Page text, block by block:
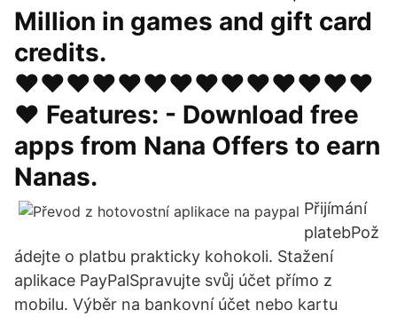
Million in games and gift card
credits.
♥♥♥♥♥♥♥♥♥♥♥♥♥♥
♥ Features: - Download free
apps from Nana Offers to earn
Nanas.
Přijímání
platebPož
ádejte o platbu prakticky kohokoli. Stažení
aplikace PayPalSpravujte svůj účet přímo z
mobilu. Výběr na bankovní účet nebo kartu